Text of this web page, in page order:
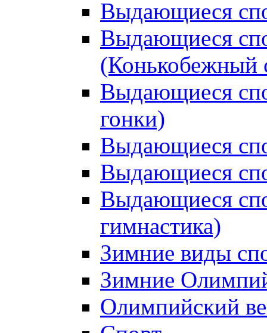
Выдающиеся
Выдающиеся
(Конькобежный
Выдающиеся
гонки)
Выдающиеся
Выдающиеся
Выдающиеся
гимнастика)
Зимние виды
Зимние
Олимпийский